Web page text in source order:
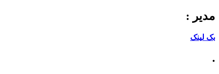
مدیر :
بک لینک
.